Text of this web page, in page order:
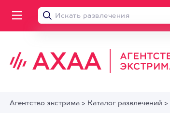
Агентство экстрима > Каталог развлечений >